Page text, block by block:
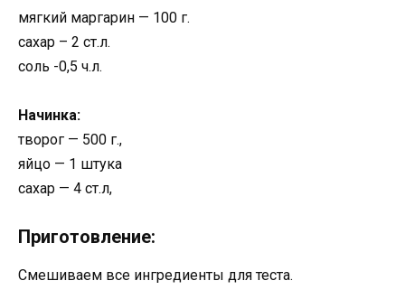
мягкий маргарин — 100 г.
сахар – 2 ст.л.
соль -0,5 ч.л.
Начинка:
творог — 500 г.,
яйцо — 1 штука
сахар — 4 ст.л,
Приготовление:
Смешиваем все ингредиенты для теста.